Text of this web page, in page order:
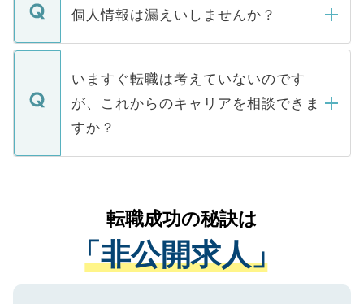
■応募殺到を避けるため 人気のある医療機
関を公にしてしまうと、応募が殺到する場
に、医療機関が求める条件に合った人材の
みを人材紹介会社に依頼するケースが増え
ています。
ん。また、仮に応募先から内定をいただい
定を承諾する必要はありません。内定先へ
の辞退の連絡はキャリアパートナーが行い
個人情報は漏えいしませんか？
個人情報が漏えいすることはありませんの
で、ご安心ください。当サイトからの登録
などで収集したご登録者様の個人情報は、
ご本人のキャリアアップおよび転職活動の
支援を目的に使用いたします。お預かりし
ているすべての個人データはご本人の許可
は、個人情報の取り扱いについての厳密な
管理基準を満たした事業者のみに付与され
る、プライバシーマークを取得済みです。
いますぐ転職は考えていないのです
が、これからのキャリアを相談できま
すか？
かがいして、現在の医療機関の状況や紹介
経験をまじえながら、適切なアドバイスを
させていただきます。すぐにご転職をされ
ない方には、長期的なサポートが可能です
ので、まずはご登録ください。
転職成功の秘訣は
「非公開求人」